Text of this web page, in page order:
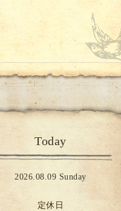
Today
2026.08.09 Sunday
定休日